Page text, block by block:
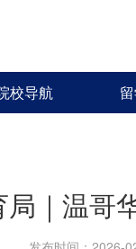
校导航
｜温哥